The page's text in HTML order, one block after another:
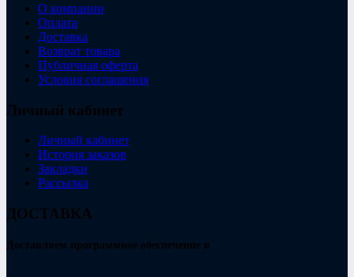
О компании
Оплата
Доставка
Возврат товара
Публичная оферта
Условия соглашения
Личный кабинет
Личный кабинет
История заказов
Закладки
Рассылка
ДОСТАВКА
Доставляем программное обеспечение в